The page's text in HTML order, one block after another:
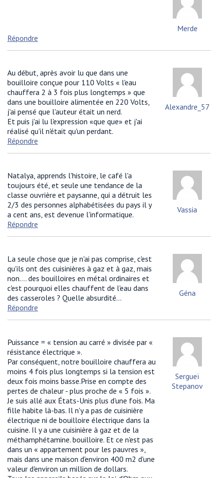
Merde
Répondre
Au début, après avoir lu que dans une
bouilloire conçue pour 110 Volts « l'eau
chauffera 2 à 3 fois plus longtemps » que
dans une bouilloire alimentée en 220 Volts,
j'ai pensé que l'auteur était un nerd.
Et puis j'ai lu l'expression «que que» et j'ai
réalisé qu'il n'était qu'un perdant.
Alexandre_57
Répondre
Natalya, apprends l'histoire, le café l'a
toujours été, et seule une tendance de la
classe ouvrière et paysanne, qui a détruit les
2/3 des personnes alphabétisées du pays il y
a cent ans, est devenue l'informatique.
Vassia
Répondre
La seule chose que je n'ai pas comprise, c'est
qu'ils ont des cuisinières à gaz et à gaz, mais
non…. des bouilloires en métal ordinaires et
c'est pourquoi elles chauffent de l'eau dans
des casseroles ? Quelle absurdité...
Géna
Répondre
Puissance = « tension au carré » divisée par «
résistance électrique ».
Par conséquent, notre bouilloire chauffera au
moins 4 fois plus longtemps si la tension est
deux fois moins basse.Prise en compte des
pertes de chaleur - plus proche de « 5 fois ».
Je suis allé aux États-Unis plus d'une fois. Ma
fille habite là-bas. Il n'y a pas de cuisinière
électrique ni de bouilloire électrique dans la
cuisine. Il y a une cuisinière à gaz et de la
méthamphétamine. bouilloire. Et ce n'est pas
dans un « appartement pour les pauvres »,
mais dans une maison d'environ 400 m2 d'une
valeur d'environ un million de dollars.
Sergueï
Stepanov